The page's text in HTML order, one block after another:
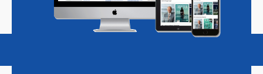
Magazine Podcasts Vacatures